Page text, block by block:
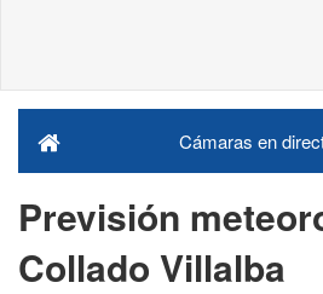
Cámaras en
Previsión
Collado Villalba